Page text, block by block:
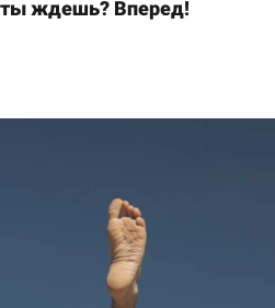
ты ждешь? Вперед!